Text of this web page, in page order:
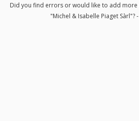
Did you find errors or would like to add
"Michel & Isabelle Piaget Sàrl"? -